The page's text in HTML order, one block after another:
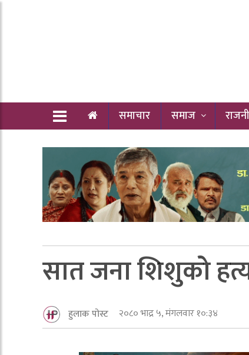
समाचार समाज
सात जना शिशुको
हुलाक पोस्ट २०८० भाद्र ५, मंगलवार १०:३४